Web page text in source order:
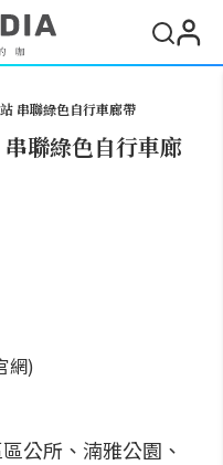
串聯綠色自行車廊帶
聯綠色自行車廊
網)
公所、湳雅公園、